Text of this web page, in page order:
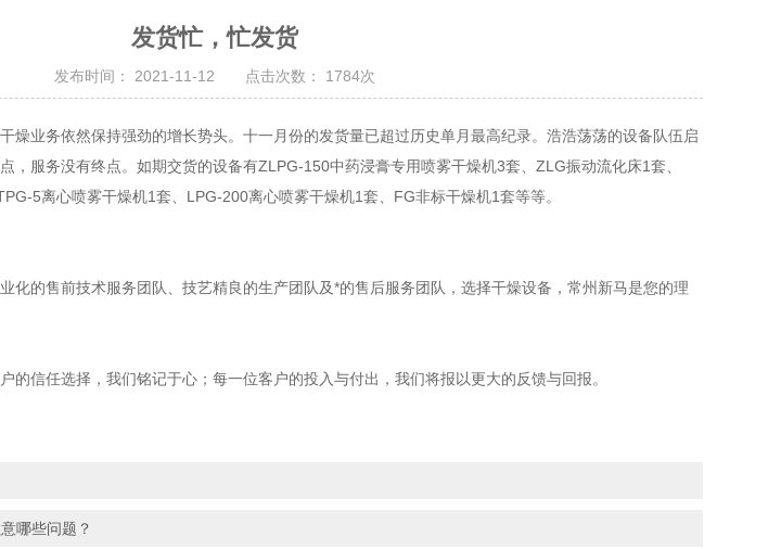
发货忙，忙发货
发布时间： 2021-11-12 点击次数： 1784次
业务依然保持强劲的增长势头。十一月份的发货量已超过历史单月最高纪录。浩浩荡荡的设备队伍启
，服务没有终点。如期交货的设备有ZLPG-150中药浸膏专用喷雾干燥机3套、ZLG振动流化床1套、
5离心喷雾干燥机1套、LPG-200离心喷雾干燥机1套、FG非标干燥机1套等等。
的售前技术服务团队、技艺精良的生产团队及*的售后服务团队，选择干燥设备，常州新马是您的理
信任选择，我们铭记于心；每一位客户的投入与付出，我们将报以更大的反馈与回报。
哪些问题？